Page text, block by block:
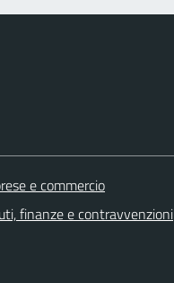
e commercio
finanze e contravvenzioni